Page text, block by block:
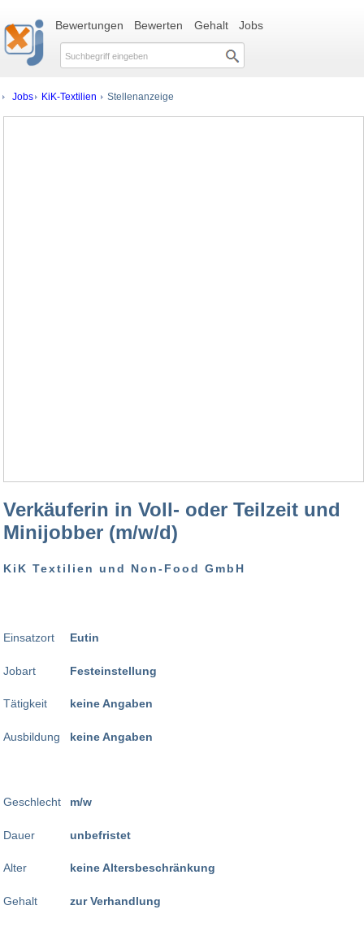
Bewertungen Bewerten Gehalt Jobs
Jobs KiK-Textilien Stellenanzeige
Verkäuferin in Voll- oder Teilzeit und
Minijobber (m/w/d)
KiK Textilien und Non-Food GmbH
Einsatzort
Jobart
Tätigkeit
Ausbildung
Geschlecht
Dauer
Alter
Gehalt
Eutin
Festeinstellung
keine Angaben
keine Angaben
m/w
unbefristet
keine Altersbeschränkung
zur Verhandlung